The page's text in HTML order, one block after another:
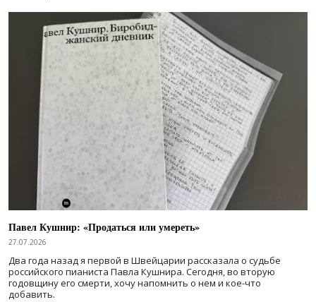
Павел Кушнир: «Продаться или умереть»
27.07.2026
Два года назад я первой в Швейцарии рассказала о судьбе
российского пианиста Павла Кушнира. Сегодня, во вторую
годовщину его смерти, хочу напомнить о нем и кое-что
добавить.